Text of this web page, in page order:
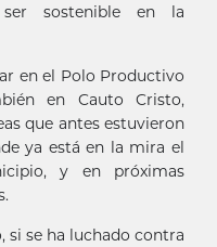
sostenible en la
en el Polo Productivo
en Cauto Cristo,
que antes estuvieron
ya está en la mira el
y en próximas
si se ha luchado contra